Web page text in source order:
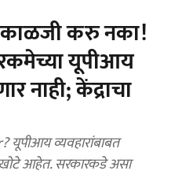
करु नका!
रकमेच्या यूपीआय
नाही; केंद्राचा
व्यवहारांबाबत
आहेत. सरकारकडे असा